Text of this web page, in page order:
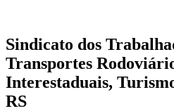
Sindicato dos
Transportes
Interestaduais,
RS